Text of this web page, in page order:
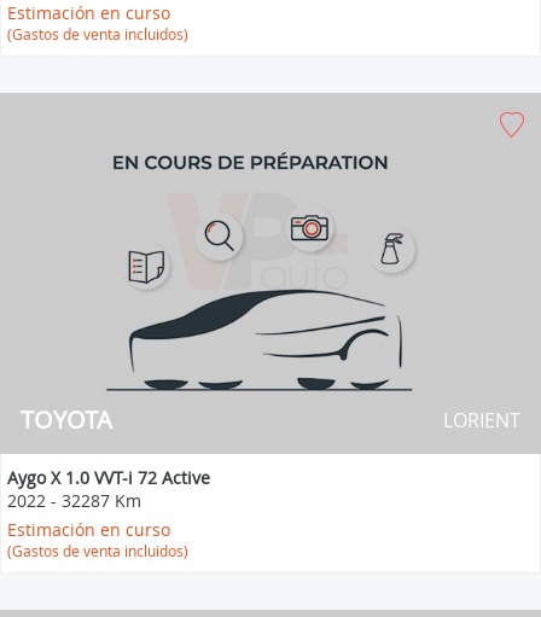
Estimación en curso
(Gastos de venta incluidos)
TOYOTA LORIENT
Aygo X 1.0 VVT-i 72 Active
2022 - 32287 Km
Estimación en curso
(Gastos de venta incluidos)